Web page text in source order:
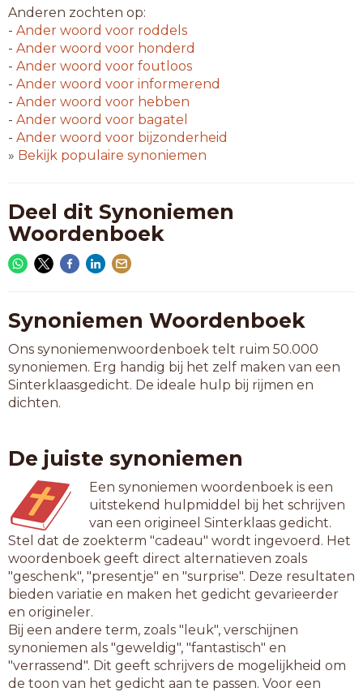
Anderen zochten op:
- Ander woord voor roddels
- Ander woord voor honderd
- Ander woord voor foutloos
- Ander woord voor informerend
- Ander woord voor hebben
- Ander woord voor bagatel
- Ander woord voor bijzonderheid
» Bekijk populaire synoniemen
Deel dit Synoniemen
Woordenboek
Synoniemen Woordenboek
Ons synoniemenwoordenboek telt ruim 50.000
synoniemen. Erg handig bij het zelf maken van een
Sinterklaasgedicht. De ideale hulp bij rijmen en
dichten.
De juiste synoniemen
Een synoniemen woordenboek is een
uitstekend hulpmiddel bij het schrijven
van een origineel Sinterklaas gedicht.
Stel dat de zoekterm "cadeau" wordt ingevoerd. Het
woordenboek geeft direct alternatieven zoals
"geschenk", "presentje" en "surprise". Deze resultaten
bieden variatie en maken het gedicht gevarieerder
en origineler.
Bij een andere term, zoals "leuk", verschijnen
synoniemen als "geweldig", "fantastisch" en
"verrassend". Dit geeft schrijvers de mogelijkheid om
de toon van het gedicht aan te passen. Voor een